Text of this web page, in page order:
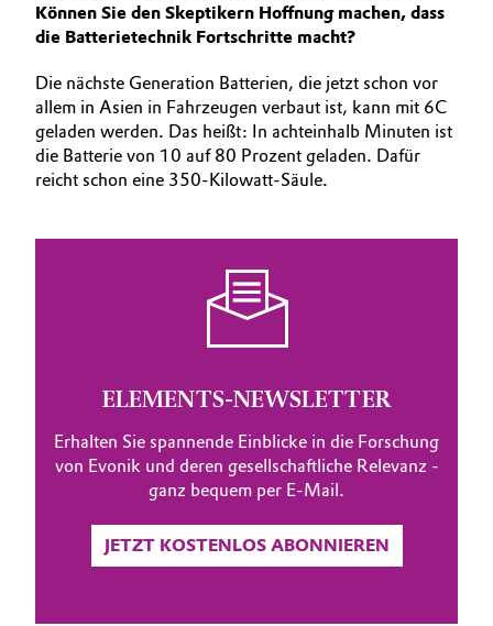
Können Sie den Skeptikern Hoffnung machen, dass
die Batterietechnik Fortschritte macht?
Die nächste Generation Batterien, die jetzt schon vor
allem in Asien in Fahrzeugen verbaut ist, kann mit 6C
geladen werden. Das heißt: In achteinhalb Minuten ist
die Batterie von 10 auf 80 Prozent geladen. Dafür
reicht schon eine 350-Kilowatt-Säule.
ELEMENTS-NEWSLETTER
Erhalten Sie spannende Einblicke in die Forschung
von Evonik und deren gesellschaftliche Relevanz -
ganz bequem per E-Mail.
JETZT KOSTENLOS ABONNIEREN